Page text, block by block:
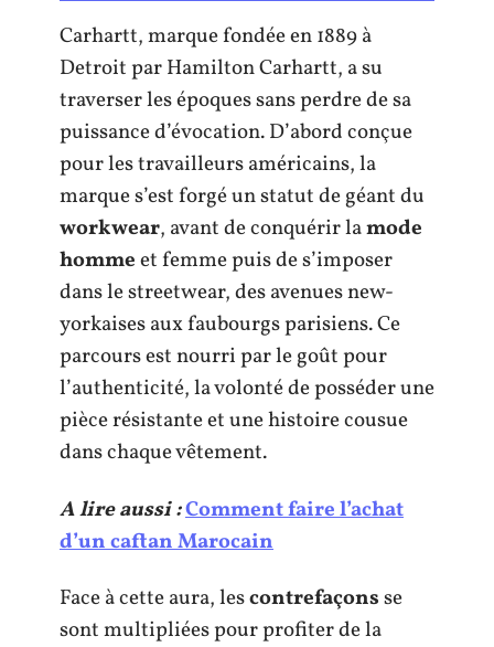
Carhartt, marque fondée en 1889 à
Detroit par Hamilton Carhartt, a su
traverser les époques sans perdre de sa
puissance d’évocation. D’abord conçue
pour les travailleurs américains, la
marque s’est forgé un statut de géant du
workwear, avant de conquérir lamode
hommeet femme puis de s’imposer
dans le streetwear, des avenues new-
yorkaises aux faubourgs parisiens. Ce
parcours est nourri par le goût pour
l’authenticité, la volonté de posséder une
pièce résistante et une histoire cousue
dans chaque vêtement.
A lire aussi :Comment faire l’achat
d’un caftan Marocain
Face à cette aura, lescontrefaçonsse
sont multipliées pour profiter de la